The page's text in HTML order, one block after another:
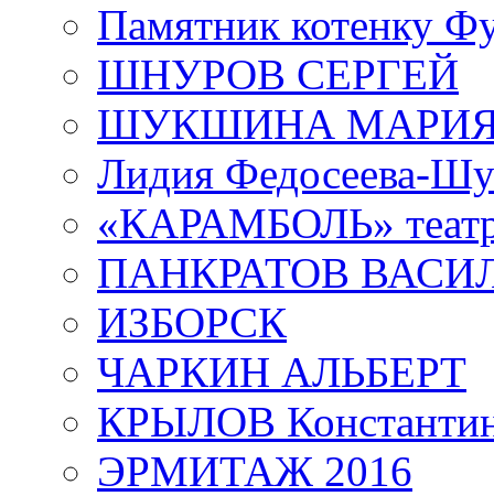
Памятник котенку
ШНУРОВ СЕРГЕЙ
ШУКШИНА
Лидия Федосеева-
«КАРАМБОЛЬ»
ПАНКРАТОВ
ИЗБОРСК
ЧАРКИН АЛЬБЕРТ
КРЫЛОВ
ЭРМИТАЖ 2016